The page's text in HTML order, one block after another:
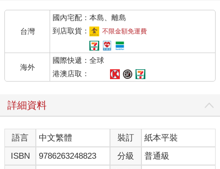
台灣
國內宅配：本島、離島
到店取貨：
不限金額免運費
海外
國際快遞：全球
港澳店取：
詳細資料
語言 中文繁體 裝訂
紙本平裝
ISBN
9786263248823 分級 普通級